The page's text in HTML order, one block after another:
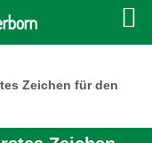
Zeichen für den